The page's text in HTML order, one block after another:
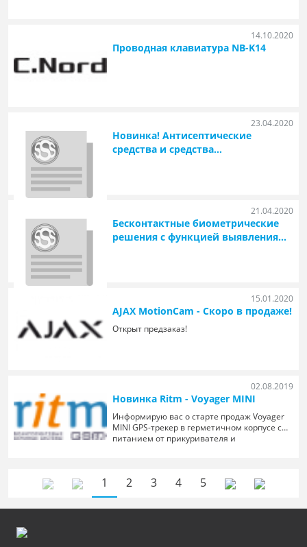
14.10.2020
Проводная клавиатура NB-K14
23.04.2020
Новинка! Антисептические
средства и средства
21.04.2020
Бесконтактные биометрические
решения с функцией выявления
15.01.2020
AJAX MotionCam - Скоро в продаже!
Открыт предзаказ!
02.08.2019
Новинка Ritm - Voyager MINI
Информирую вас о старте продаж Voyager
MINI GPS-трекер в герметичном корпусе с
питанием от прикуривателя и
1 2 3 4 5